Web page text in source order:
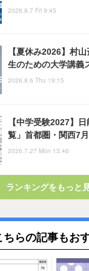
2026.8.7 Fri 9:45
【夏休み2026】村
生のための大学講義
2026.8.6 Thu 19:15
【中学受験2027】
覧」首都圏・関西7
2026.7.27 Mon 13:46
ランキングをもっと
ちらの記事もお